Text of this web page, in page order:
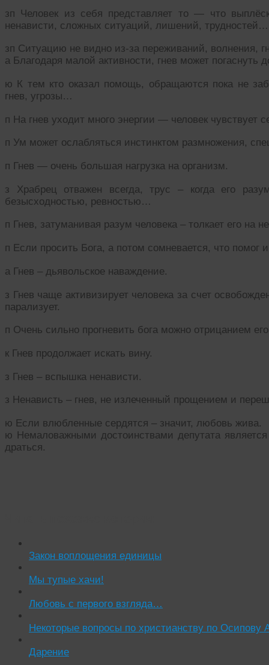
зп Человек из себя представляет то — что
ненависти, сложных ситуаций, лишений, трудностей…
зп Ситуацию не видно из-за переживаний, волнения,
а Благодаря малой активности, гнев может погаснуть
ю К тем кто оказал помощь, обращаются пока не
гнев, угрозы…
п На гнев уходит много энергии — человек чувствует
п Ум может ослабляться инстинктом размножения,
п Гнев — очень большая нагрузка на организм.
з Храбрец отважен всегда, трус – когда его
безысходностью, ревностью…
п Гнев, затуманивая разум человека – толкает его на
п Если просить Бога, а потом сомневается, что помог
а Гнев – дьявольское наваждение.
з Гнев чаще активизирует человека за счет
парализует.
п Очень сильно прогневить бога можно отрицанием
к Гнев продолжает искать вину.
з Гнев – вспышка ненависти.
з Ненависть – гнев, не излеченный прощением и
ю Если влюбленные сердятся – значит, любовь жива.
ю Немаловажными достоинствами депутата
драться.
Закон воплощения единицы
Мы тупые хачи!
Любовь с первого взгляда…
Некоторые вопросы по христианству по Осипову
Дарение